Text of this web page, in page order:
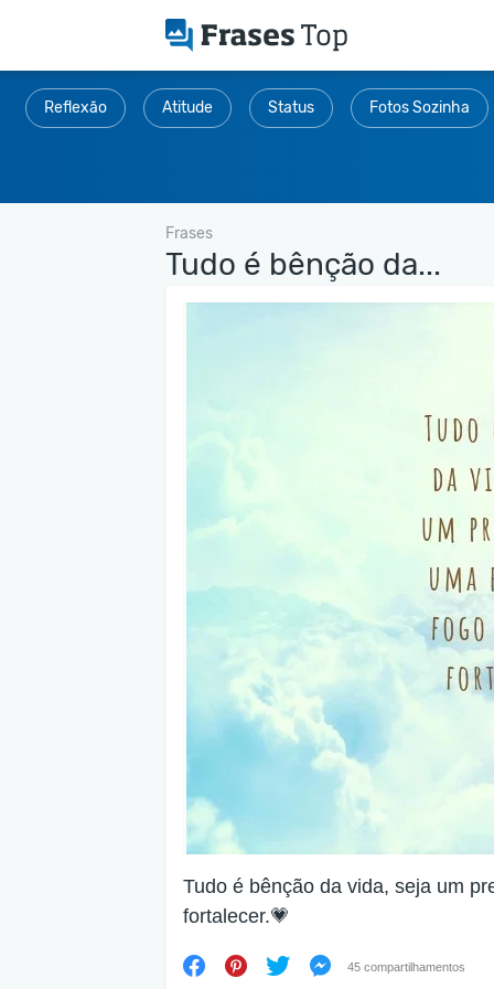
Reflexão Atitude Status Fotos Sozinha
Frases
Tudo é bênção da...
Tudo é bênção da vida, seja um
fortalecer.💗
45 compartilhamentos